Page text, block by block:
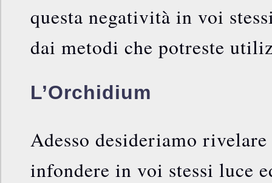
questa negatività in voi
dai metodi che potreste
L’Orchidium
Adesso desideriamo
infondere in voi stessi luce